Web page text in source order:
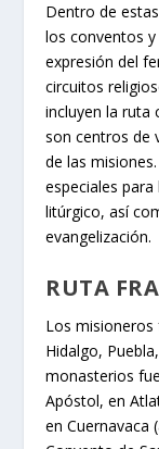
Dentro de
los conventos
expresión del
circuitos
incluyen la ruta
son centros de
de las
especiales
litúrgico, así
evangelización.
RUTA
Los misioneros
Hidalgo,
monasterios
Apóstol, en
en Cuernavaca